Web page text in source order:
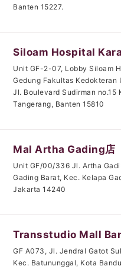
Banten 15227.
Siloam Hospital
Unit GF-2-07, Lobby Siloam
Gedung Fakultas Kedokteran
Jl. Boulevard Sudirman no.15
Tangerang, Banten 15810
Mal Artha Gading店
Unit GF/00/336 Jl. Artha
Gading Barat, Kec. Kelapa
Jakarta 14240
Transstudio Mall
GF A073, Jl. Jendral Gatot
Kec. Batununggal, Kota